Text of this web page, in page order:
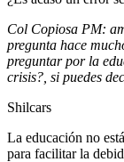
Col Copiosa PM:
pregunta hace
preguntar por la
crisis?, si puedes
Shilcars
La educación no
para facilitar la